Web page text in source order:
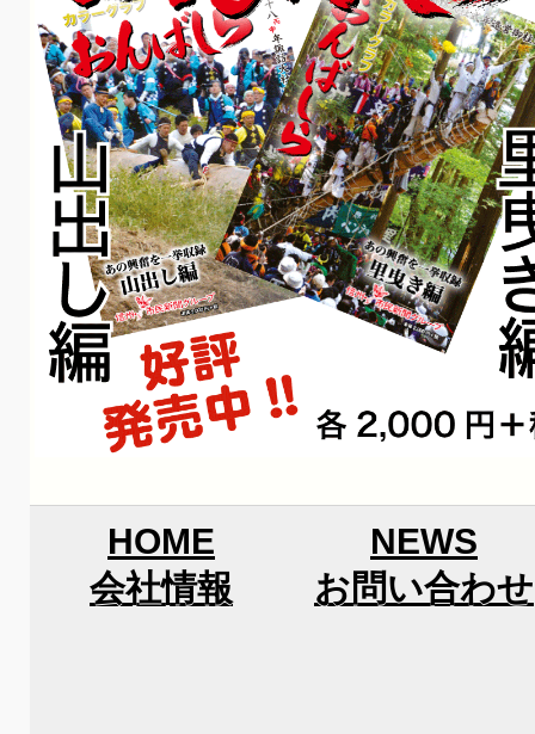
HOME
NEWS
会社情報
お問い合わせ